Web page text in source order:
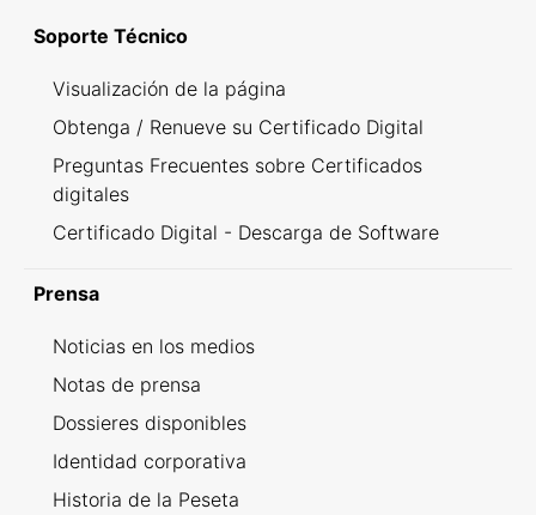
Soporte Técnico
Visualización de la página
Obtenga / Renueve su Certificado Digital
Preguntas Frecuentes sobre Certificados
digitales
Certificado Digital - Descarga de Software
Prensa
Noticias en los medios
Notas de prensa
Dossieres disponibles
Identidad corporativa
Historia de la Peseta